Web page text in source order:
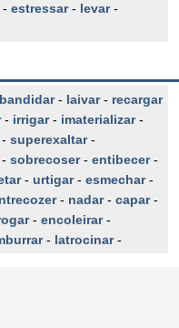
- estressar- levar-
- laivar- recargar
- irrigar- imaterializar-
superexaltar-
sobrecoser- entibecer-
- urtigar- esmechar-
- nadar- capar-
- encoleirar-
- latrocinar-